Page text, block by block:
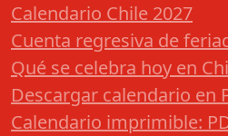
Calendario Chile 2027
Cuenta regresiva de
Qué se celebra hoy en
Descargar calendario en
Calendario imprimible: